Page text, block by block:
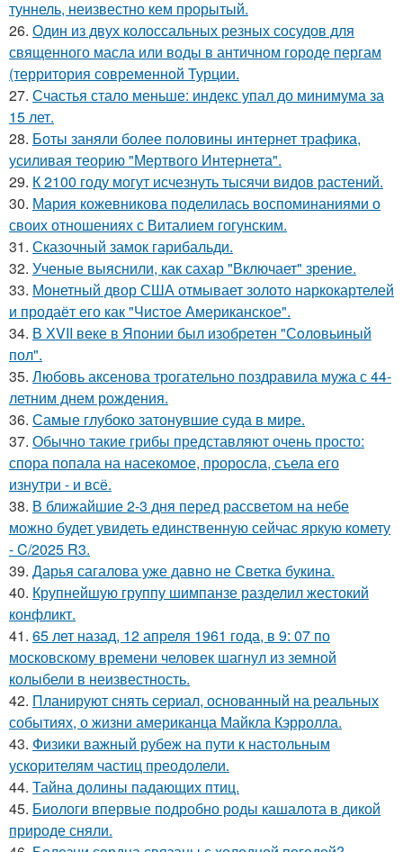
туннель, неизвестно кем прорытый.
26. Один из двух колоссальных резных сосудов для
священного масла или воды в античном городе пергам
(территория современной Турции.
27. Счастья стало меньше: индекс упал до минимума за
15 лет.
28. Боты заняли более половины интернет трафика,
усиливая теорию "Мертвого Интернета".
29. К 2100 году могут исчезнуть тысячи видов растений.
30. Мария кожевникова поделилась воспоминаниями о
своих отношениях с Виталием гогунским.
31. Сказочный замок гарибальди.
32. Ученые выяснили, как сахар "Включает" зрение.
33. Монетный двор США отмывает золото наркокартелей
и продаёт его как "Чистое Американское".
34. В ХVII веке в Япoнии был изобрeтeн "Сoлoвьиный
пол".
35. Любовь аксенова трогательно поздравила мужа с 44-
летним днем рождения.
36. Самые глубоко затонувшие суда в мире.
37. Обычно такие грибы представляют очень просто:
спора попала на насекомое, проросла, съела его
изнутри - и всё.
38. В ближайшие 2-3 дня перед рассветом на небе
можно будет увидеть единственную сейчас яркую комету
- C/2025 R3.
39. Дарья сагалова уже давно не Светка букина.
40. Крупнейшую группу шимпанзе разделил жестокий
конфликт.
41. 65 лет назад, 12 апреля 1961 года, в 9: 07 по
московскому времени человек шагнул из земной
колыбели в неизвестность.
42. Планируют снять сериал, основанный на реальных
событиях, о жизни американца Майкла Кэрролла.
43. Физики важный рубеж на пути к настольным
ускорителям частиц преодолели.
44. Тайна долины падающих птиц.
45. Биологи впервые подробно роды кашалота в дикой
природе сняли.